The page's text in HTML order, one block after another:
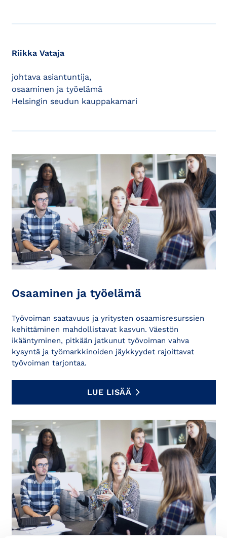
Riikka Vataja
johtava asiantuntija,
osaaminen ja työelämä
Helsingin seudun kauppakamari
Osaaminen ja työelämä
Työvoiman saatavuus ja yritysten osaamisresurssien
kehittäminen mahdollistavat kasvun. Väestön
ikääntyminen, pitkään jatkunut työvoiman vahva
kysyntä ja työmarkkinoiden jäykkyydet rajoittavat
työvoiman tarjontaa.
LUE LISÄÄ